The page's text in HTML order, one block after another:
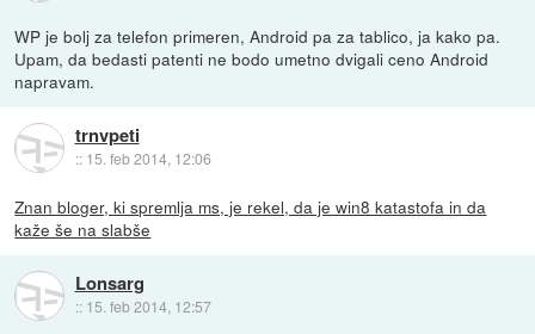
WP je bolj za telefon primeren, Android pa za tablico, ja kako pa.
Upam, da bedasti patenti ne bodo umetno dvigali ceno Android
napravam.
trnvpeti
:: 15. feb 2014, 12:06
Znan bloger, ki spremlja ms, je rekel, da je win8 katastofa in da
kaže še na slabše
Lonsarg
:: 15. feb 2014, 12:57